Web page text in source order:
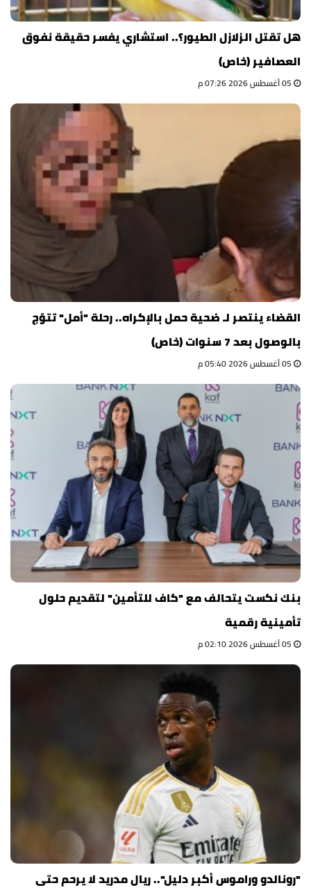
هل تقتل الزلازل الطيور؟.. استشاري يفسر حقيقة نفوق
العصافير (خاص)
القضاء ينتصر لـ ضحية حمل بالإكراه.. رحلة "أمل" تتوّج
بالوصول بعد 7 سنوات (خاص)
بنك نكست يتحالف مع "كاف للتأمين" لتقديم حلول
تأمينية رقمية
"رونالدو وراموس أكبر دليل".. ريال مدريد لا يرحم حتى